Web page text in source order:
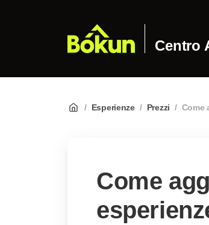
Centro
/ Esperienze / Prezzi / Come
Come